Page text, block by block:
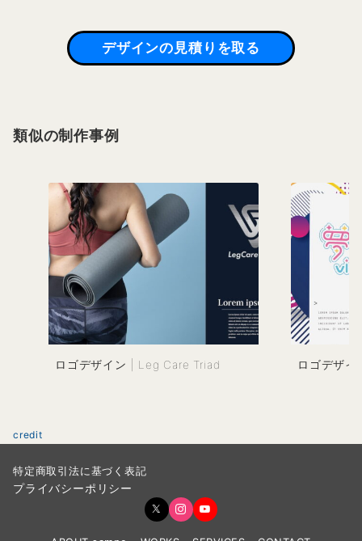
デザインの見積りを取る
類似の制作事例
ロゴデザイン | Leg Care Triad ロゴデザ
credit
特定商取引法に基づく表記
プライバシーポリシー